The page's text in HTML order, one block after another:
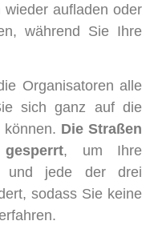
aufladen oder
während Sie Ihre
Organisatoren alle
sich ganz auf die
können. Die Straßen
, um Ihre
und jede der drei
sodass Sie keine